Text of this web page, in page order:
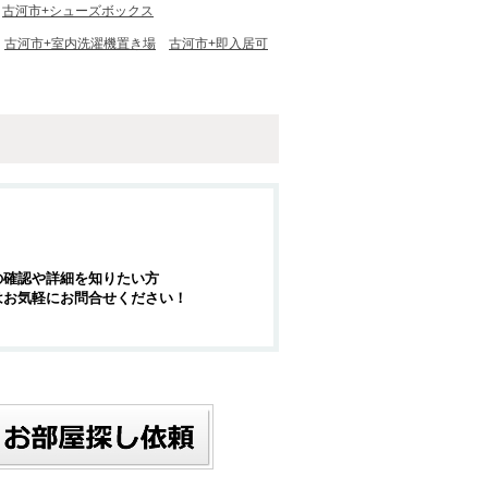
古河市+シューズボックス
古河市+室内洗濯機置き場 古河市+即入居可
認や詳細を知りたい方
気軽にお問合せください！